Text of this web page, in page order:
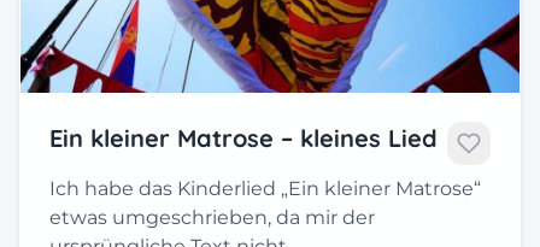
Ein kleiner Matrose – kleines Lied
Ich habe das Kinderlied „Ein kleiner Matrose“
etwas umgeschrieben, da mir der